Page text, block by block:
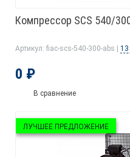
Компрессор SCS 540/
Артикул: fiac-scs-540-300-abs | 13
0 ₽
В сравнение
ЛУЧШЕЕ ПРЕДЛОЖЕНИЕ